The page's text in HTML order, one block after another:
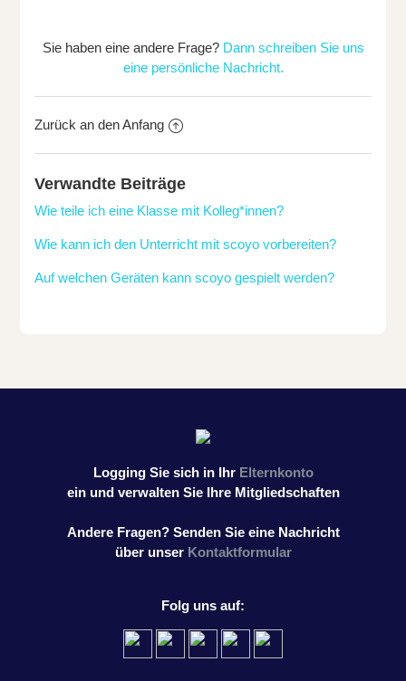
Sie haben eine andere Frage? Dann schreiben Sie uns
eine persönliche Nachricht.
Zurück an den Anfang
Verwandte Beiträge
Wie teile ich eine Klasse mit Kolleg*innen?
Wie kann ich den Unterricht mit scoyo vorbereiten?
Auf welchen Geräten kann scoyo gespielt werden?
Logging Sie sich in Ihr Elternkonto
ein und verwalten Sie Ihre Mitgliedschaften
Andere Fragen? Senden Sie eine Nachricht
über unser Kontaktformular
Folg uns auf: